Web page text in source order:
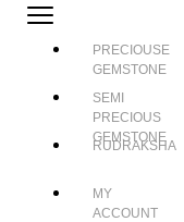
PRECIOUSE
GEMSTONE
SEMI
PRECIOUS
GEMSTONE
RUDRAKSHA
MY
ACCOUNT